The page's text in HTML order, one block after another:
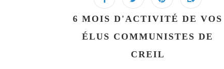
6 MOIS D'ACTIVITÉ DE VOS
ÉLUS COMMUNISTES DE
CREIL